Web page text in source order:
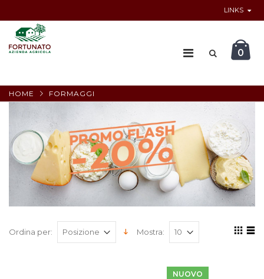
LINKS
0
HOME FORMAGGI
Ordina per: Mostra:
NUOVO